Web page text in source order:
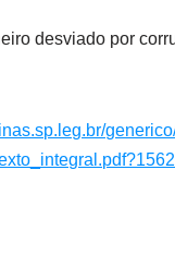
desviado por